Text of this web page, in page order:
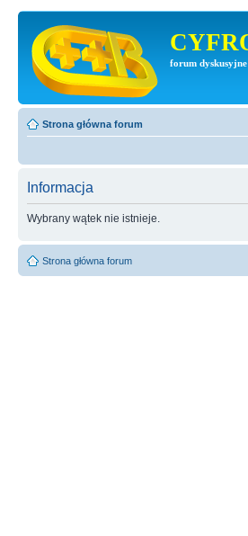
forum
Strona główna forum
Informacja
Wybrany wątek nie istnieje.
Strona główna forum